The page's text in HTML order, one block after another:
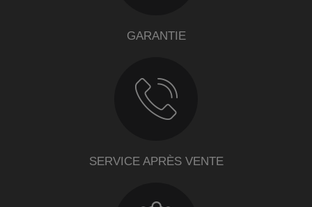
GARANTIE
SERVICE APRÈS VENTE